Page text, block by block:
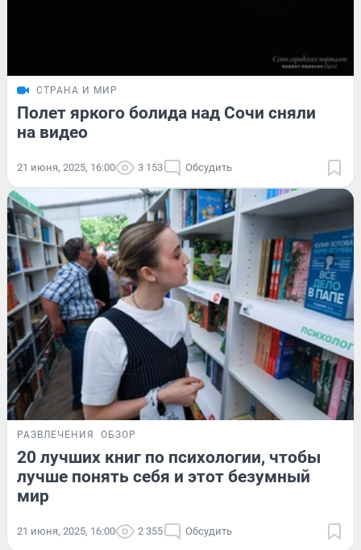
СТРАНА И МИР
Полет яркого болида над Сочи сняли
на видео
21 июня, 2025, 16:00 3 153 Обсудить
РАЗВЛЕЧЕНИЯ ОБЗОР
20 лучших книг по психологии, чтобы
лучше понять себя и этот безумный
мир
21 июня, 2025, 16:00 2 355 Обсудить